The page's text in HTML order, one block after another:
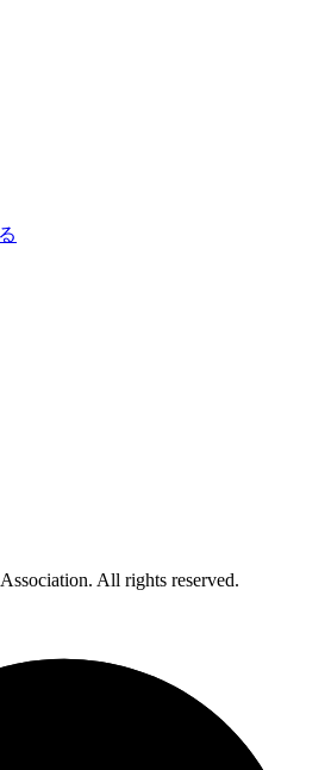
All rights reserved.